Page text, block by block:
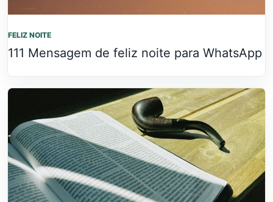
FELIZ NOITE
111 Mensagem de feliz noite para WhatsApp